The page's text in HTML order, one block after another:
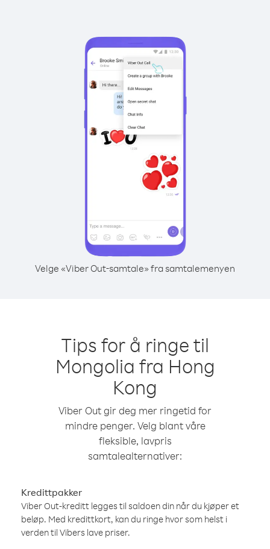
Velge «Viber Out-samtale» fra samtalemenyen
Tips for å ringe til
Mongolia fra Hong
Kong
Viber Out gir deg mer ringetid for
mindre penger. Velg blant våre
fleksible, lavpris
samtalealternativer:
Kredittpakker
Viber Out-kreditt legges til saldoen din når du kjøper et
beløp. Med kredittkort, kan du ringe hvor som helst i
verden til Vibers lave priser.